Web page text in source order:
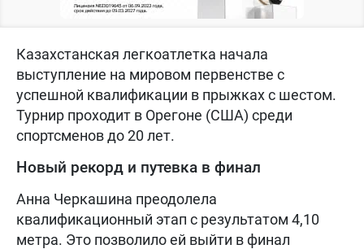
Казахстанская легкоатлетка начала
выступление на мировом первенстве с
успешной квалификации в прыжках с шестом.
Турнир проходит в Орегоне (США) среди
спортсменов до 20 лет.
Новый рекорд и путевка в финал
Анна Черкашина преодолела
квалификационный этап с результатом 4,10
метра. Это позволило ей выйти в финал